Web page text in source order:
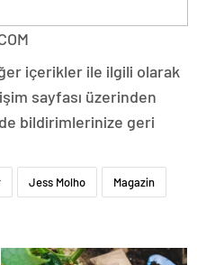
içerikler ile ilgili olarak
sayfası üzerinden
bildirimlerinize geri
Jess Molho Magazin